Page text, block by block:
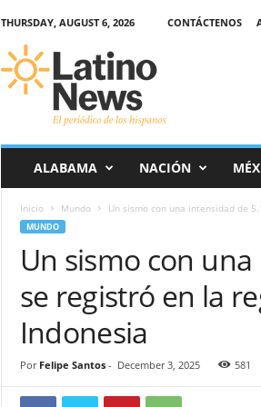
THURSDAY, AUGUST 6, 2026 CONTÁCTENOS
ó
ALABAMA NACIÓN
Inicio Mundo Un sismo con una intensidad de
MUNDO
Un sismo con
se registró en la
Indonesia
Por Felipe Santos- December 3, 2025 581